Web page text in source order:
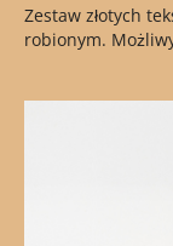
Zestaw złotych
robionym.